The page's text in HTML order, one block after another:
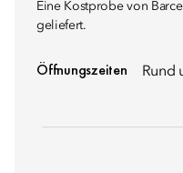
Eine Kostprobe von
geliefert.
Öffnungszeiten Rund